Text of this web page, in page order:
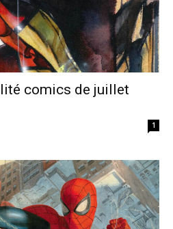
comics de juillet
1